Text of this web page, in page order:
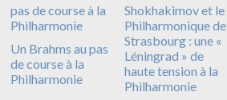
Un Brahms au pas
de course à la
Philharmonie